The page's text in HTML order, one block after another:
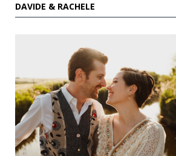
DAVIDE & RACHELE